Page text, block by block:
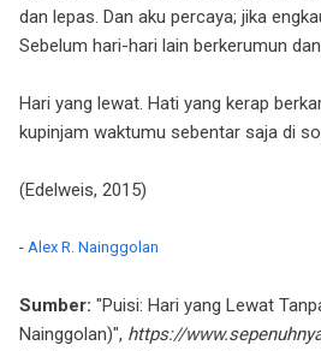
dan lepas. Dan aku percaya; jika
Sebelum hari-hari lain berkerumun
Hari yang lewat. Hati yang kerap
kupinjam waktumu sebentar saja di
(Edelweis, 2015)
- Alex R. Nainggolan
Sumber: "Puisi: Hari yang Lewat
Nainggolan)", https://